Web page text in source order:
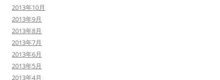
2013年10月
2013年9月
2013年8月
2013年7月
2013年6月
2013年5月
2013年4月